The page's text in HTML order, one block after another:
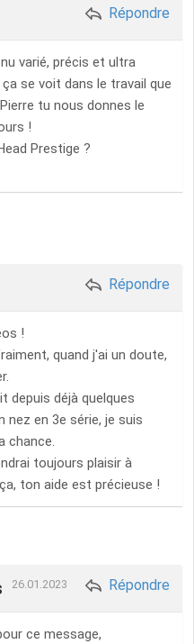
Répondre
varié, précis et ultra
se voit dans le travail que
tu nous donnes le
!
Prestige ?
Répondre
!
quand j'ai un doute,
depuis déjà quelques
nez en 3e série, je suis
chance.
toujours plaisir à
ton aide est précieuse !
26.01.2023 Répondre
ce message,